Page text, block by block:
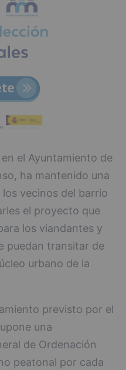
el Ayuntamiento de
ha mantenido una
vecinos del barrio
el proyecto que
los viandantes y
puedan transitar de
urbano de la
previsto por el
una
de Ordenación
peatonal por cada